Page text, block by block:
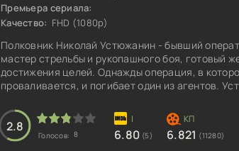
Премьера сериала:
Качество: FHD (1080p)
Полковник Николай Устюжанин - бывший
мастер стрельбы и рукопашного боя, готовый
достижения целей. Однажды операция, в
проваливается, и погибает один из агентов.
выманить предателя, который, по расчетам
Устюжанин уезжает в глухую деревню к
приграничного райо
2.8
Голосов: 8 6.80 (5) 6.821 (11280)